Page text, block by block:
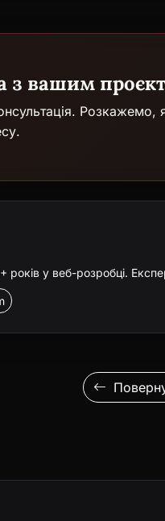
з вашим
Розкажемо,
у веб-розробці.